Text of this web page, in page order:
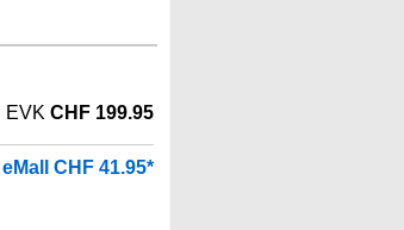
EVK CHF 199.95
eMall CHF 41.95*